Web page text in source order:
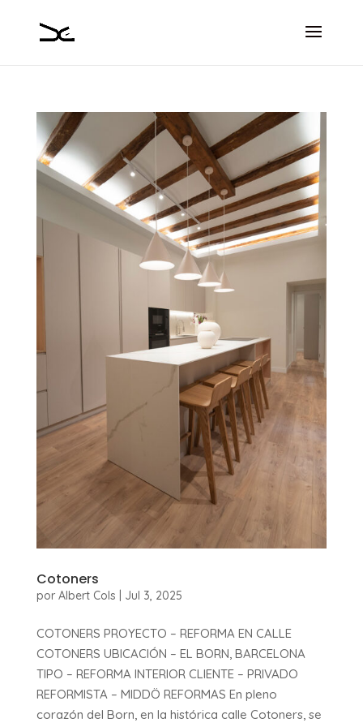
Cotoners
por Albert Cols Jul 3, 2025
COTONERS PROYECTO – REFORMA EN CALLE
COTONERS UBICACIÓN – EL BORN, BARCELONA
TIPO – REFORMA INTERIOR CLIENTE – PRIVADO
REFORMISTA – MIDDÖ REFORMAS En pleno
corazón del Born, en la histórica calle Cotoners, se